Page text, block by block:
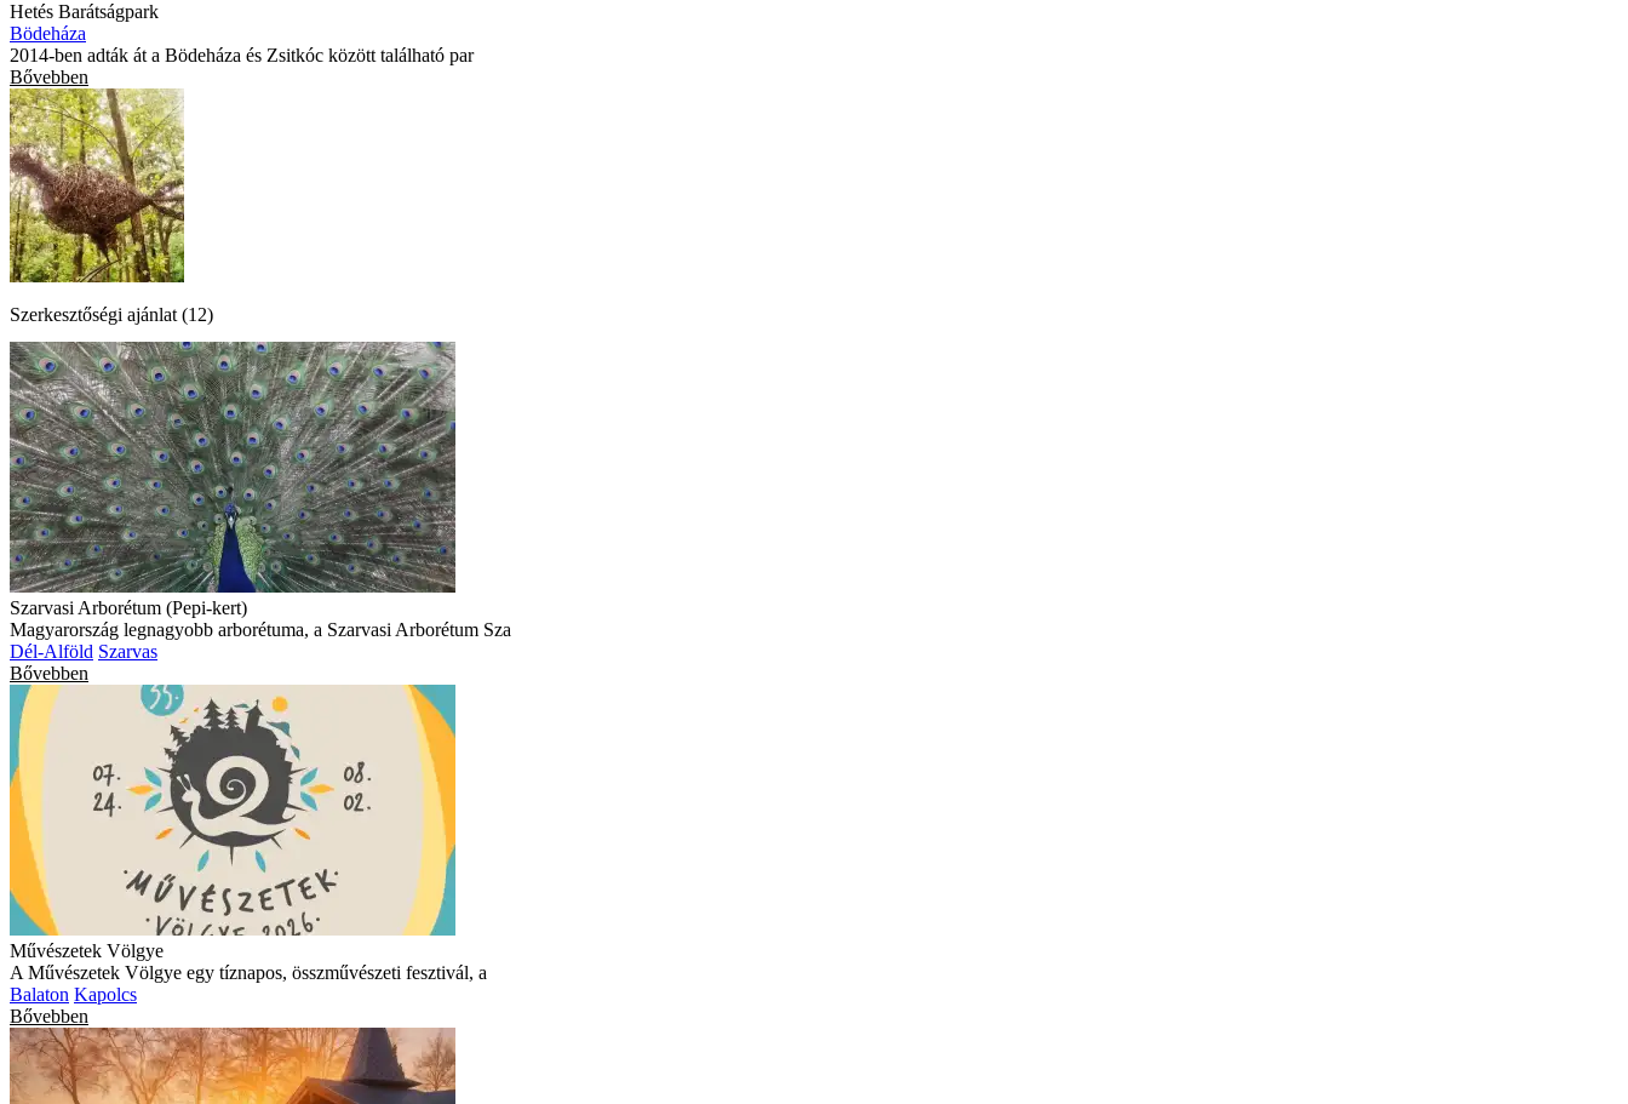
Hetés Barátságpark
Bödeháza
2014-ben adták át a Bödeháza és Zsitkóc között található par
Bővebben
Szerkesztőségi ajánlat (12)
Szarvasi Arborétum (Pepi-kert)
Magyarország legnagyobb arborétuma, a Szarvasi Arborétum Sza
Dél-Alföld Szarvas
Bővebben
Művészetek Völgye
A Művészetek Völgye egy tíznapos, összművészeti fesztivál, a
Balaton Kapolcs
Bővebben